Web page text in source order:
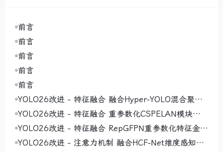
前言
前言
前言
前言
前言
YOLO26改进 - 特征融合 融合Hyper-YOLO混合聚合
网络MANet（Mixed Aggregation Network）通过多
路径设计实现高效特征学习与模型适应性提升
YOLO26改进 - 特征融合 重参数化CSPELAN模块（R
eparameterized CSPELAN Module）通过结构重参
数化实现高效特征提取
YOLO26改进 - 特征融合 RepGFPN重参数化特征金字
塔网络 ，实现高效多尺度特征交互与融合
YOLO26改进 - 注意力机制 融合HCF-Net维度感知选